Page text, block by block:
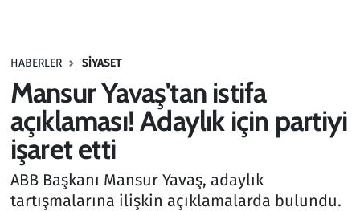
HABERLER SIYASET
Mansur Yavaş'tan istifa
açıklaması! Adaylık için partiyi
işaret etti
ABB Başkanı Mansur Yavaş, adaylık
tartışmalarına ilişkin açıklamalarda bulundu.
Haber
Kültür Sanat
Kurumsal Haberler
Lezzet Durağı